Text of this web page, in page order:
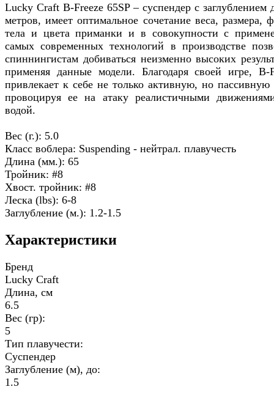
Lucky Craft B-Freeze 65SP – суспендер с заглублением
метров, имеет оптимальное сочетание веса, размера,
тела и цвета приманки и в совокупности с
самых современных технологий в производстве
спиннингистам добиваться неизменно высоких
применяя данные модели. Благодаря своей игре, B-
привлекает к себе не только активную, но пассивную
провоцируя ее на атаку реалистичными
водой.
Вес (г.): 5.0
Класс воблера: Suspending - нейтрал. плавучесть
Длина (мм.): 65
Тройник: #8
Хвост. тройник: #8
Леска (lbs): 6-8
Заглубление (м.): 1.2-1.5
Характеристики
Бренд
Lucky Craft
Длина, см
6.5
Вес (гр):
5
Тип плавучести:
Суспендер
Заглубление (м), до:
1.5